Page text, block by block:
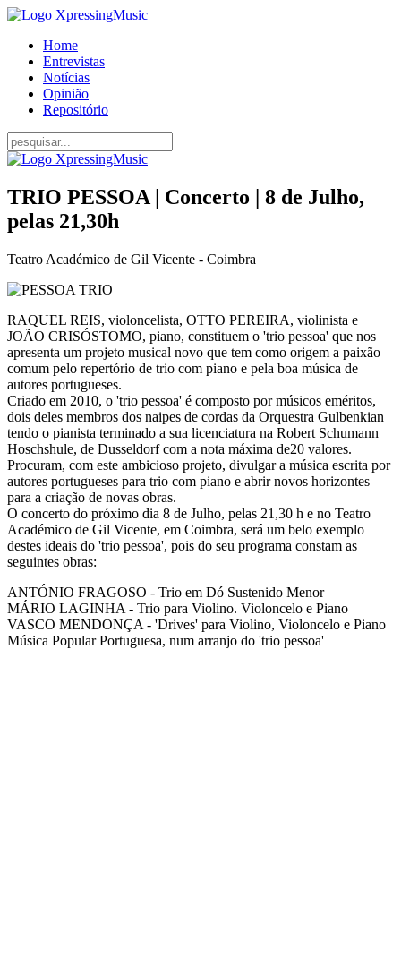
Home
Entrevistas
Notícias
Opinião
Repositório
TRIO PESSOA | Concerto | 8 de Julho,
pelas 21,30h
Teatro Académico de Gil Vicente - Coimbra
RAQUEL REIS, violoncelista, OTTO PEREIRA, violinista e
JOÃO CRISÓSTOMO, piano, constituem o 'trio pessoa' que nos
apresenta um projeto musical novo que tem como origem a paixão
comum pelo repertório de trio com piano e pela boa música de
autores portugueses.
Criado em 2010, o 'trio pessoa' é composto por músicos eméritos,
dois deles membros dos naipes de cordas da Orquestra Gulbenkian
tendo o pianista terminado a sua licenciatura na Robert Schumann
Hoschshule, de Dusseldorf com a nota máxima de20 valores.
Procuram, com este ambicioso projeto, divulgar a música escrita por
autores portugueses para trio com piano e abrir novos horizontes
para a criação de novas obras.
O concerto do próximo dia 8 de Julho, pelas 21,30 h e no Teatro
Académico de Gil Vicente, em Coimbra, será um belo exemplo
destes ideais do 'trio pessoa', pois do seu programa constam as
seguintes obras:
ANTÓNIO FRAGOSO - Trio em Dó Sustenido Menor
MÁRIO LAGINHA - Trio para Violino. Violoncelo e Piano
VASCO MENDONÇA - 'Drives' para Violino, Violoncelo e Piano
Música Popular Portuguesa, num arranjo do 'trio pessoa'